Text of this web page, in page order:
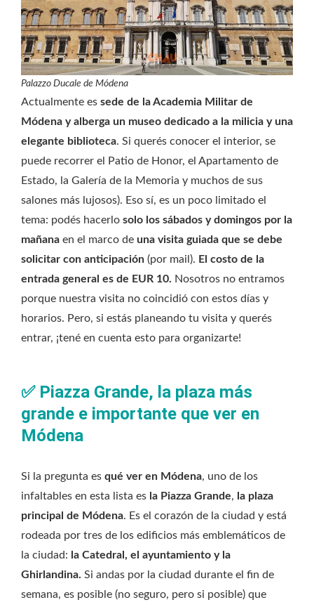
Palazzo Ducale de Módena
Actualmente es sede de la Academia Militar de
Módena y alberga un museo dedicado a la milicia y una
elegante biblioteca. Si querés conocer el interior, se
puede recorrer el Patio de Honor, el Apartamento de
Estado, la Galería de la Memoria y muchos de sus
salones más lujosos). Eso sí, es un poco limitado el
tema: podés hacerlo solo los sábados y domingos por la
mañana en el marco de una visita guiada que se debe
solicitar con anticipación (por mail). El costo de la
entrada general es de EUR 10. Nosotros no entramos
porque nuestra visita no coincidió con estos días y
horarios. Pero, si estás planeando tu visita y querés
entrar, ¡tené en cuenta esto para organizarte!
✅ Piazza Grande, la plaza más
grande e importante que ver en
Módena
Si la pregunta es qué ver en Módena, uno de los
infaltables en esta lista es la Piazza Grande, la plaza
principal de Módena. Es el corazón de la ciudad y está
rodeada por tres de los edificios más emblemáticos de
la ciudad: la Catedral, el ayuntamiento y la
Ghirlandina. Si andas por la ciudad durante el fin de
semana, es posible (no seguro, pero si posible) que